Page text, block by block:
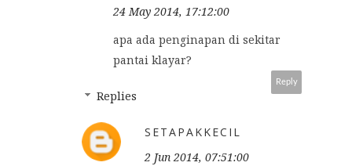
24 May 2014, 17:12:00
apa ada penginapan di sekitar
pantai klayar?
Reply
Replies
SETAPAKKECIL
2 Jun 2014, 07:51:00